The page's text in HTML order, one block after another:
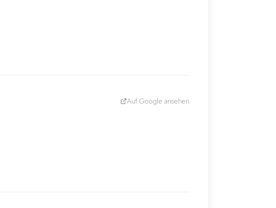
Auf Google ansehen